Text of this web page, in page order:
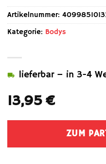
13,95€
lieferbar – in 3-4
ZUM
Artikelnummer:
Kategorie: Bodys